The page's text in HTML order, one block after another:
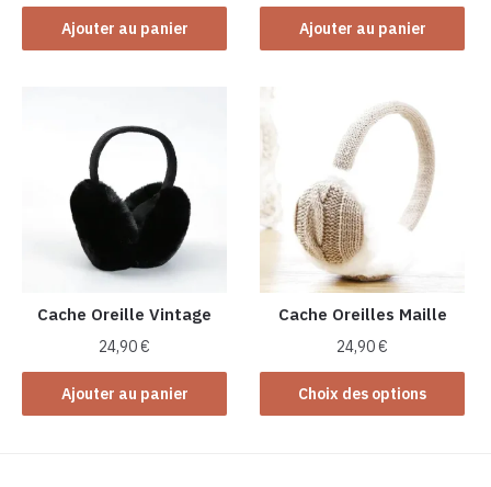
Ajouter au panier Ajouter au panier
Cache Oreille Vintage
24,90€
Ajouter au panier
Cache Oreilles Maille
24,90€
Choix des options
Ce
produit